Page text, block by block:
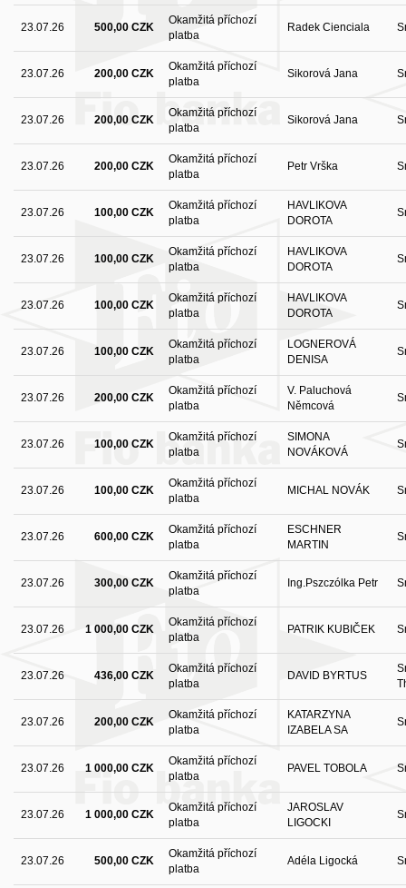
23.07.26 500,00 CZK
Okamžitá příchozí
platba
Radek Cienciala
23.07.26 200,00 CZK
Okamžitá příchozí
platba
Sikorová Jana
23.07.26 200,00 CZK
Okamžitá příchozí
platba
Sikorová Jana
23.07.26 200,00 CZK
Okamžitá příchozí
platba
Petr Vrška
23.07.26 100,00 CZK
Okamžitá příchozí
platba
HAVLIKOVA
DOROTA
23.07.26 100,00 CZK
Okamžitá příchozí
platba
HAVLIKOVA
DOROTA
23.07.26 100,00 CZK
Okamžitá příchozí
platba
HAVLIKOVA
DOROTA
23.07.26 100,00 CZK
Okamžitá příchozí
platba
LOGNEROVÁ
DENISA
23.07.26 200,00 CZK
Okamžitá příchozí
platba
V. Paluchová
Němcová
23.07.26 100,00 CZK
Okamžitá příchozí
platba
SIMONA
NOVÁKOVÁ
23.07.26 100,00 CZK
Okamžitá příchozí
platba
MICHAL NOVÁK
23.07.26 600,00 CZK
Okamžitá příchozí
platba
ESCHNER
MARTIN
23.07.26 300,00 CZK
Okamžitá příchozí
platba
Ing.Pszczólka Petr
23.07.26 1 000,00 CZK
Okamžitá příchozí
platba
PATRIK KUBIČEK
23.07.26 436,00 CZK
Okamžitá příchozí
platba
DAVID BYRTUS
23.07.26 200,00 CZK
Okamžitá příchozí
platba
KATARZYNA
IZABELA SA
23.07.26 1 000,00 CZK
Okamžitá příchozí
platba
PAVEL TOBOLA
23.07.26 1 000,00 CZK
Okamžitá příchozí
platba
JAROSLAV
LIGOCKI
23.07.26 500,00 CZK
Okamžitá příchozí
platba
Adéla Ligocká